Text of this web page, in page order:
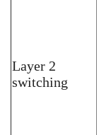
Layer 2
switching